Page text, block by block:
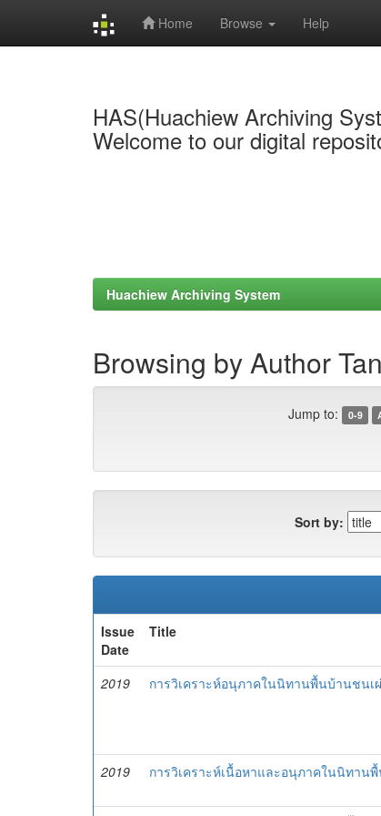
Home Browse Help
HAS(Huachiew Archiving
Welcome to our digital
Huachiew Archiving System
Browsing by Author
Jump to: 0-9
Sort by:
Issue
Date
Title
2019 การวิเคราะห์อนุภาคในนิทานพื้นบ้านชนเ
2019
การวิเคราะห์เนื้อหาและอนุภาคในนิทาน